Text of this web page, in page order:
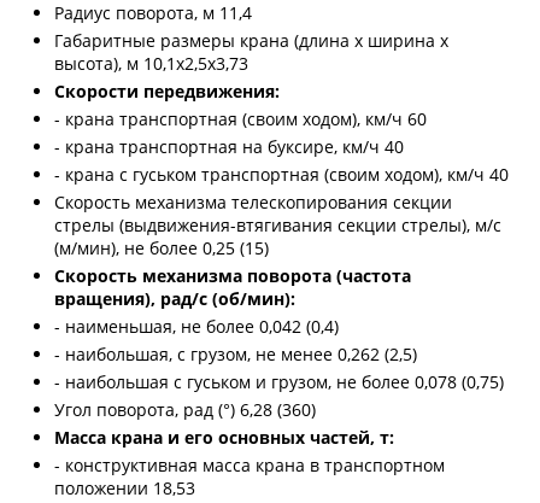
Радиус поворота, м 11,4
Габаритные размеры крана (длина х ширина х
высота), м 10,1х2,5х3,73
Скорости передвижения:
- крана транспортная (своим ходом), км/ч 60
- крана транспортная на буксире, км/ч 40
- крана с гуськом транспортная (своим ходом), км/ч 40
Скорость механизма телескопирования секции
стрелы (выдвижения-втягивания секции стрелы), м/с
(м/мин), не более 0,25 (15)
Скорость механизма поворота (частота
вращения), рад/с (об/мин):
- наименьшая, не более 0,042 (0,4)
- наибольшая, с грузом, не менее 0,262 (2,5)
- наибольшая с гуськом и грузом, не более 0,078 (0,75)
Угол поворота, рад (°) 6,28 (360)
Масса крана и его основных частей, т:
- конструктивная масса крана в транспортном
положении 18,53